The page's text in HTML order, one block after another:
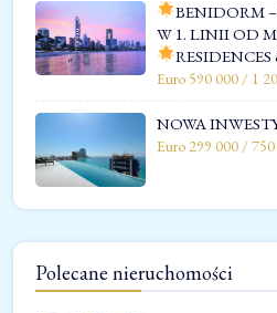
BENIDORM
W 1. LINII OD
Euro 590 000 / 1
NOWA
Euro 299 000 /
Polecane nieruchomości